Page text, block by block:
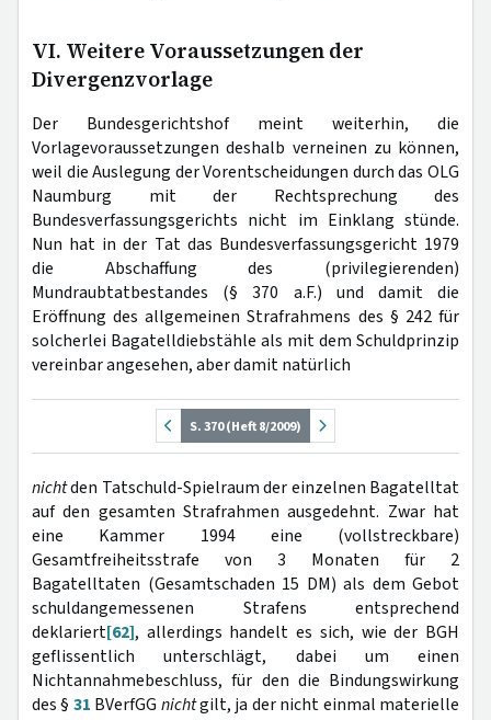
VI. Weitere Voraussetzungen der
Divergenzvorlage
Der Bundesgerichtshof meint weiterhin, die
Vorlagevoraussetzungen deshalb verneinen zu können,
weil die Auslegung der Vorentscheidungen durch das OLG
Naumburg mit der Rechtsprechung des
Bundesverfassungsgerichts nicht im Einklang stünde.
Nun hat in der Tat das Bundesverfassungsgericht 1979
die Abschaffung des (privilegierenden)
Mundraubtatbestandes (§ 370 a.F.) und damit die
Eröffnung des allgemeinen Strafrahmens des § 242 für
solcherlei Bagatelldiebstähle als mit dem Schuldprinzip
vereinbar angesehen, aber damit natürlich
S. 370 (Heft 8/2009)
nichtden Tatschuld-Spielraum der einzelnen Bagatelltat
auf den gesamten Strafrahmen ausgedehnt. Zwar hat
eine Kammer 1994 eine (vollstreckbare)
Gesamtfreiheitsstrafe von 3 Monaten für 2
Bagatelltaten (Gesamtschaden 15 DM) als dem Gebot
schuldangemessenen Strafens entsprechend
deklariert[62], allerdings handelt es sich, wie der BGH
geflissentlich unterschlägt, dabei um einen
Nichtannahmebeschluss, für den die Bindungswirkung
des § 31 BVerfGG nichtgilt, ja der nicht einmal materielle